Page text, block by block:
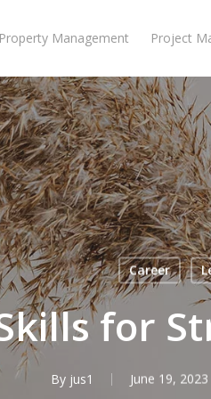
Property Management Project
Career
for
By jus1 June 19, 2023